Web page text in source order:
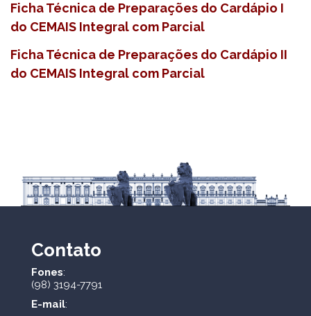
Ficha Técnica de Preparações do Cardápio I
do CEMAIS Integral com Parcial
Ficha Técnica de Preparações do Cardápio II
do CEMAIS Integral com Parcial
Contato
Fones:
(98) 3194-7791
E-mail: